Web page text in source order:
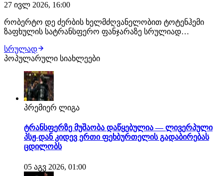
27 ივლ 2026, 16:00
რობერტო დე ძერბის ხელმძღვანელობით ტოტენჰემი
ზაფხულის სატრანსფერო ფანჯარაზე სრულიად
ამჯერად აღარ დაკარგა დრო მოლაპარაკებების
გაჭიანურებაში და მთავარი სამიზნეები სწრაფად
დაიმატა. ლონდონელებმა უკვე გაიფორმეს იან პოლ ვან
ჰეკე, მარტინ დუბრავკ…
სრულად
პოპულარული სიახლეები
პრემიერ ლიგა
ტრანსფერზე მუშაობა დაწყებულია — ლივერპული
პსჟ-დან კიდევ ერთი ფეხბურთელის გადაბირებას
ცდილობს
05 აგვ 2026, 01:00